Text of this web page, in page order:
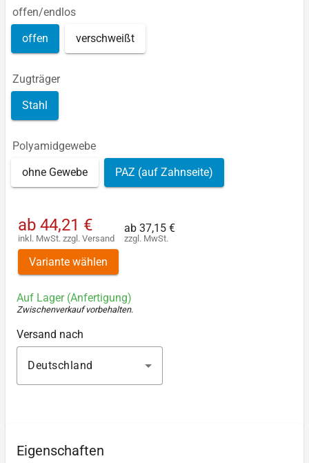
offen/endlos
offen verschweißt
Zugträger
Stahl
Polyamidgewebe
ohne Gewebe PAZ (auf Zahnseite)
ab 44,21 €
inkl. MwSt. zzgl. Versand
ab 37,15 €
zzgl. MwSt.
Variante wählen
Auf Lager (Anfertigung)
Zwischenverkauf vorbehalten.
Versand nach
Deutschland
Eigenschaften